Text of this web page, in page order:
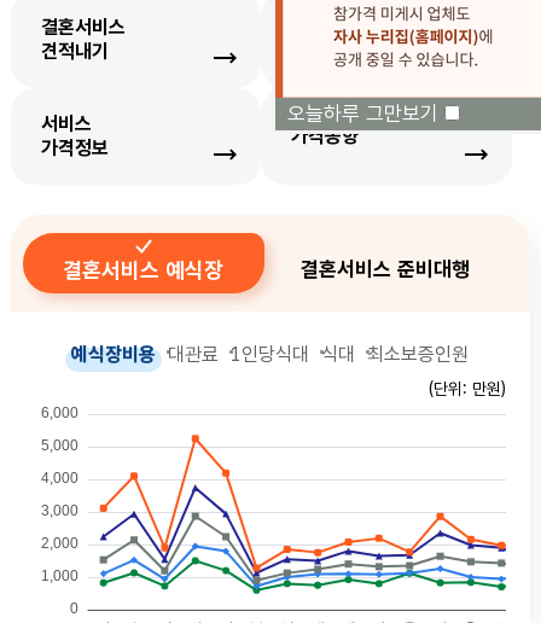
오늘하루 그만보기
결혼서비스
견적내기
생필품
가격정보
서비스
가격정보
가격동향
결혼서비스 예식장
예식장비용 대관료 1인당식대 식대 최소보증인원
(단위: 만원)
결혼서비스 준비대행